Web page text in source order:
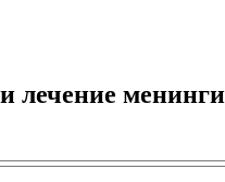
лечение